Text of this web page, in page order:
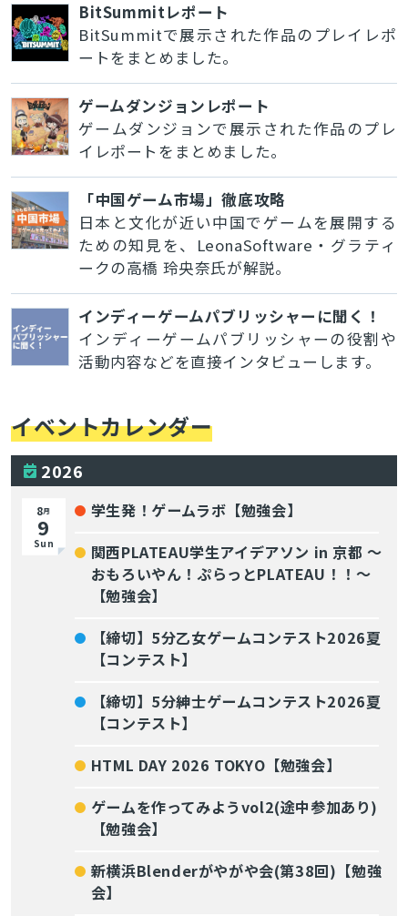
BitSummitレポート
BitSummitで展示された作品のプレイレポ
ートをまとめました。
ゲームダンジョンレポート
ゲームダンジョンで展示された作品のプレ
イレポートをまとめました。
「中国ゲーム市場」徹底攻略
日本と文化が近い中国でゲームを展開する
ための知見を、LeonaSoftware・グラティ
ークの高橋 玲央奈氏が解説。
インディーゲームパブリッシャーに聞く！
インディーゲームパブリッシャーの役割や
活動内容などを直接インタビューします。
イベントカレンダー
2026
8月
9
Sun
学生発！ゲームラボ【勉強会】
関西PLATEAU学生アイデアソン in 京都 〜
おもろいやん！ぷらっとPLATEAU！！〜
【勉強会】
【締切】5分乙女ゲームコンテスト2026夏
【コンテスト】
【締切】5分紳士ゲームコンテスト2026夏
【コンテスト】
HTML DAY 2026 TOKYO【勉強会】
ゲームを作ってみようvol2(途中参加あり)
【勉強会】
新横浜Blenderがやがや会(第38回)【勉強
会】